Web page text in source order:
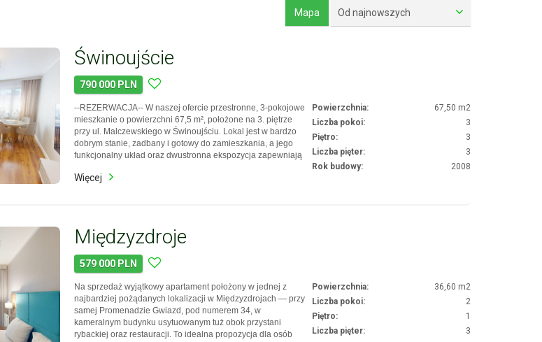
Mapa Od najnowszych
Świnoujście
790 000 PLN
--REZERWACJA-- W naszej ofercie przestronne, 3-pokojowe
mieszkanie o powierzchni 67,5 m², położone na 3. piętrze
przy ul. Malczewskiego w Świnoujściu. Lokal jest w bardzo
dobrym stanie, zadbany i gotowy do zamieszkania, a jego
funkcjonalny układ oraz dwustronna ekspozycja zapewniają
skorzystania z wirtualnego spaceru, który dokładnie
Powierzchnia:
67,50 m2
Liczba pokoi:
3
Piętro:
3
Liczba pięter:
3
Rok budowy:
2008
Więcej
Międzyzdroje
579 000 PLN
Na sprzedaż wyjątkowy apartament położony w jednej z
najbardziej pożądanych lokalizacji w Międzyzdrojach — przy
samej Promenadzie Gwiazd, pod numerem 34, w
kameralnym budynku usytuowanym tuż obok przystani
rybackiej oraz restauracji. To idealna propozycja dla osób
Powierzchnia:
36,60 m2
Liczba pokoi:
2
Piętro:
1
Liczba pięter:
3